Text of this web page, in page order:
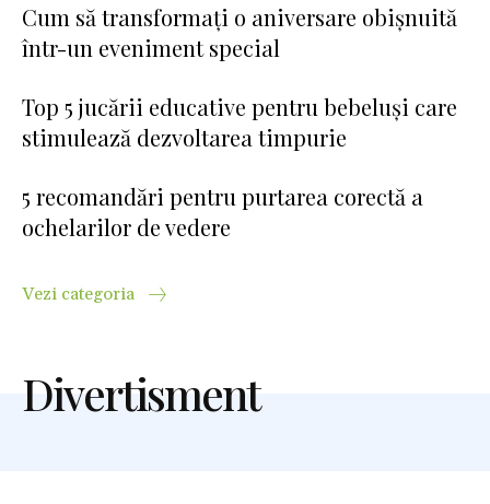
Cum să transformați o aniversare obișnuită
într-un eveniment special
Top 5 jucării educative pentru bebeluși care
stimulează dezvoltarea timpurie
5 recomandări pentru purtarea corectă a
ochelarilor de vedere
Vezi categoria
Divertisment